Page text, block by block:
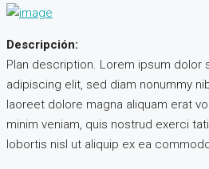
Descripción:
Plan description. Lorem ipsum
adipiscing elit, sed diam nonummy
laoreet dolore magna aliquam erat
minim veniam, quis nostrud exerci
lobortis nisl ut aliquip ex ea